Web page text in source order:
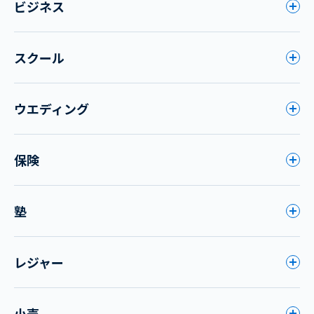
ビジネス
スクール
ウエディング
保険
塾
レジャー